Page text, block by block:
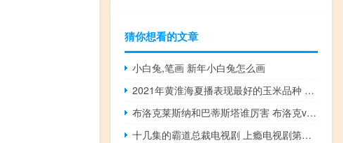
猜你想看的文章
小白兔,笔画 新年小白兔怎么画
2021年黄淮海夏播表现最好的玉米品种 黄淮海排名第一的玉米品种
布洛克莱斯纳和巴蒂斯塔谁厉害 布洛克vs巴蒂斯塔
十几集的霸道总裁电视剧 上瘾电视剧第几集开的车